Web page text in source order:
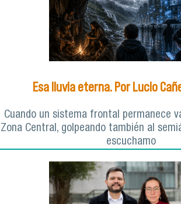
Esa lluvia eterna. Por Lucio
Cuando un sistema frontal permanece
Zona Central, golpeando también al
escuchamo